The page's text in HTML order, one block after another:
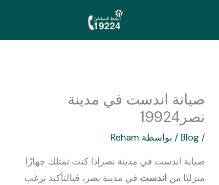
المحتوى
صيانة اندست في مدينة
نصر19924
/
Blog / بواسطة Reham
صيانة اندست في مدينة نصرإذا كنت تمتلك جهازًا
منزليًا مناندست في مدينة نصر، فبالتأكيد ترغب